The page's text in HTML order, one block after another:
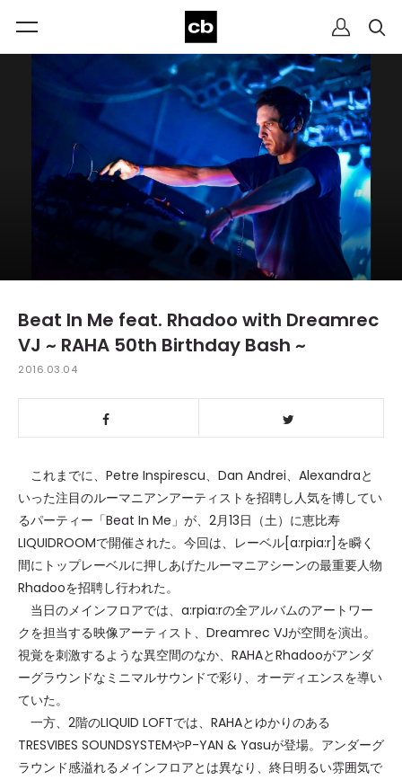
Beat In Me feat. Rhadoo with Dreamrec
VJ ~ RAHA 50th Birthday Bash ~
2016.03.04
これまでに、Petre Inspirescu、Dan Andrei、Alexandraと
いった注目のルーマニアンアーティストを招聘し人気を博してい
るパーティー「Beat In Me」が、2月13日（土）に恵比寿
LIQUIDROOMで開催された。今回は、レーベル[a:rpia:r]を瞬く
間にトップレーベルに押しあげたルーマニアシーンの最重要人物
Rhadooを招聘し行われた。
当日のメインフロアでは、a:rpia:rの全アルバムのアートワー
クを担当する映像アーティスト、Dreamrec VJが空間を演出。
視覚を刺激するような異空間のなか、RAHAとRhadooがアンダ
ーグラウンドなミニマルサウンドで彩り、オーディエンスを導い
ていた。
一方、2階のLIQUID LOFTでは、RAHAとゆかりのある
TRESVIBES SOUNDSYSTEMやP-YAN & Yasuが登場。アンダーグ
ラウンド感溢れるメインフロアとは異なり、終日明るい雰囲気で